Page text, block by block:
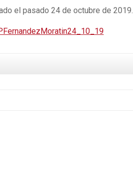
el pasado 24 de octubre de 2019.